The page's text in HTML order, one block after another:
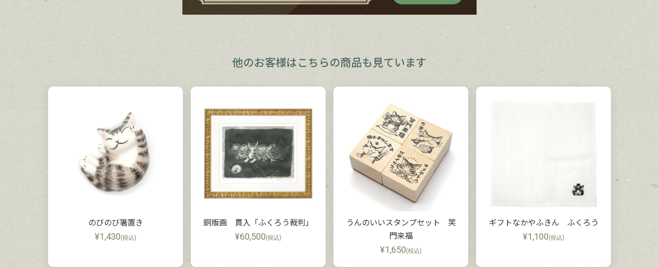
他のお客様は こちらの商品も見ています
のびのび箸置き
¥1,430(税込)
銅版画 貫入「ふくろう裁判」
¥60,500(税込)
うんのいいスタンプセット 笑
門来福
¥1,650(税込)
ギフトなかやふきん ふくろう
¥1,100(税込)